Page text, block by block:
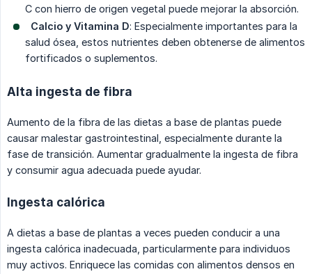
C con hierro de origen vegetal puede mejorar la absorción.
Calcio y Vitamina D: Especialmente importantes para la
salud ósea, estos nutrientes deben obtenerse de alimentos
fortificados o suplementos.
Alta ingesta de fibra
Aumento de la fibra de las dietas a base de plantas puede
causar malestar gastrointestinal, especialmente durante la
fase de transición. Aumentar gradualmente la ingesta de fibra
y consumir agua adecuada puede ayudar.
Ingesta calórica
A dietas a base de plantas a veces pueden conducir a una
ingesta calórica inadecuada, particularmente para individuos
muy activos. Enriquece las comidas con alimentos densos en